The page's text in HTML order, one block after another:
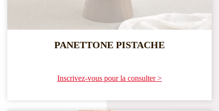
PANETTONE PISTACHE
Inscrivez-vous pour la consulter >